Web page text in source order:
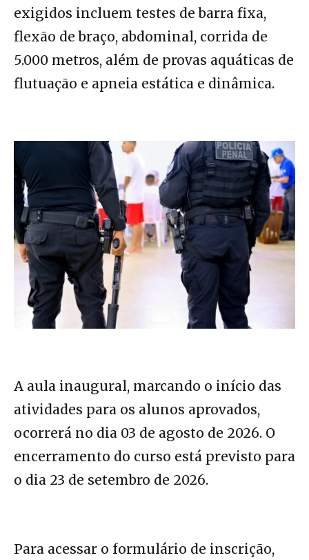
exigidos incluem testes de barra fixa,
flexão de braço, abdominal, corrida de
5.000 metros, além de provas aquáticas de
flutuação e apneia estática e dinâmica.
A aula inaugural, marcando o início das
atividades para os alunos aprovados,
ocorrerá no dia 03 de agosto de 2026. O
encerramento do curso está previsto para
o dia 23 de setembro de 2026.
Para acessar o formulário de inscrição,